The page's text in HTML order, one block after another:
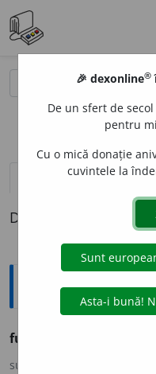
definiții (1)
Definiția cu ID-ul
Ortografice
furniza
sursa:
🎉 dexonline®
De un sfert de
pentru
Cu o mică donație
cuvintele la